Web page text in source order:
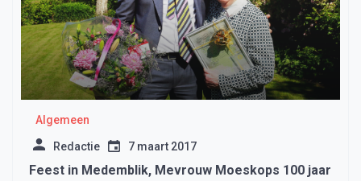
Algemeen
Redactie 7 maart 2017
Feest in Medemblik, Mevrouw Moeskops 100 jaar